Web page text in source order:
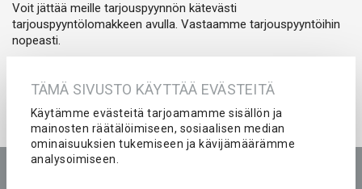
TÄMÄ SIVUSTO KÄYTTÄÄ EVÄSTEITÄ
Käytämme evästeitä tarjoamamme sisällön ja
mainosten räätälöimiseen, sosiaalisen median
ominaisuuksien tukemiseen ja kävijämäärämme
analysoimiseen.
Voit jättää meille tarjouspyynnön kätevästi
tarjouspyyntölomakkeen avulla. Vastaamme tarjouspyyntöihin
nopeasti.